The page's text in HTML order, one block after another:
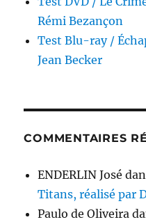
Rémi Bezançon
Test Blu-ray /
Jean Becker
COMMENTAIRES
ENDERLIN José
Titans, réalisé par
Paulo de Oliveira